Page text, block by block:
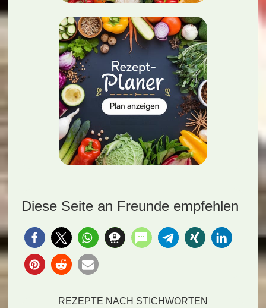
Diese Seite an Freunde empfehlen
REZEPTE NACH STICHWORTEN